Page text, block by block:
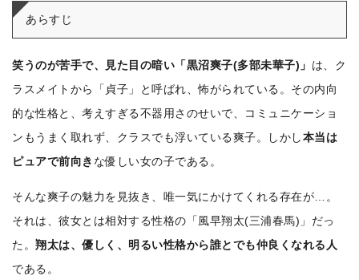
あらすじ
笑うのが苦手で、見た目の暗い「黒沼爽子(多部未華子)」 は、ク
ラスメイトから「貞子」と呼ばれ、怖がられている。その内向
的な性格と、考えすぎる不器用さのせいで、コミュニケーショ
ンもうまく取れず、クラスでも浮いている爽子。
しかし本当は
ピュアで前向き な優しい女の子である。
そんな爽子の魅力を見抜き、唯一気にかけてくれる存在が…。
それは、彼女とは相対する性格の「風早翔太(三浦春馬)」だっ
た。翔太は、優しく、明るい性格から誰とでも仲良くなれる人
である。